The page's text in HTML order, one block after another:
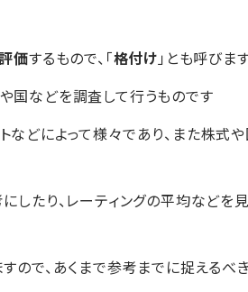
価するもので、「格付け 」とも呼びま
国などを調査して行うものです
どによって様々であり、また株式
たり、レーティングの平均などを
で、あくまで参考までに捉えるべ